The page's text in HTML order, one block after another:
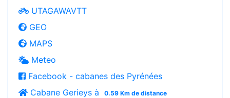
UTAGAWAVTT
GEO
MAPS
Meteo
Facebook - cabanes des Pyrénées
Cabane Gerieys à
0.59 Km de distance